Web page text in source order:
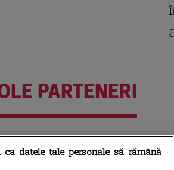
PARTENERI
Câte calorii are pepenele
galben – beneficii și
ca datele tale personale să rămână